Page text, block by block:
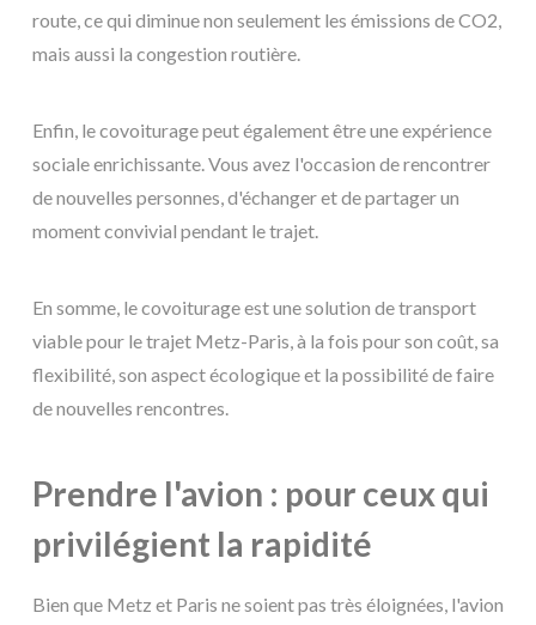
route, ce qui diminue non seulement les émissions de CO2,
mais aussi la congestion routière.
Enfin, le covoiturage peut également être une expérience
sociale enrichissante. Vous avez l'occasion de rencontrer
de nouvelles personnes, d'échanger et de partager un
moment convivial pendant le trajet.
En somme, le covoiturage est une solution de transport
viable pour le trajet Metz-Paris, à la fois pour son coût, sa
flexibilité, son aspect écologique et la possibilité de faire
de nouvelles rencontres.
Prendre l'avion : pour ceux qui
privilégient la rapidité
Bien que Metz et Paris ne soient pas très éloignées, l'avion